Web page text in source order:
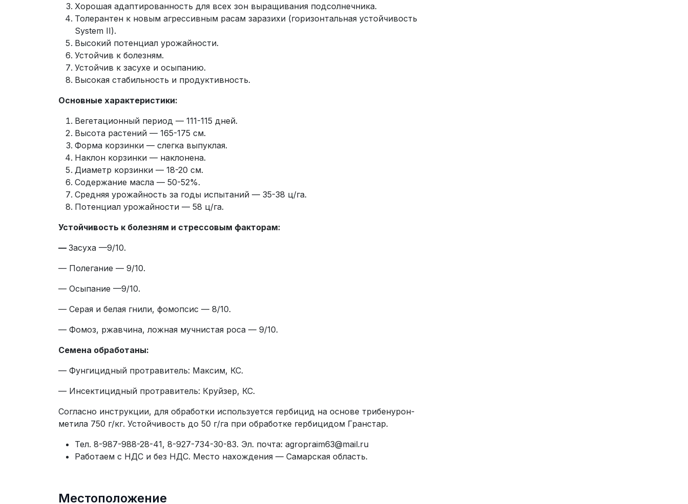
Хорошая адаптированность для всех зон выращивания подсолнечника.
Толерантен к новым агрессивным расам заразихи (горизонтальная устойчивость
System II).
Высокий потенциал урожайности.
Устойчив к болезням.
Устойчив к засухе и осыпанию.
Высокая стабильность и продуктивность.
Основные характеристики:
Вегетационный период — 111-115 дней.
Высота растений — 165-175 см.
Форма корзинки — слегка выпуклая.
Наклон корзинки — наклонена.
Диаметр корзинки — 18-20 см.
Содержание масла — 50-52%.
Средняя урожайность за годы испытаний — 35-38 ц/га.
Потенциал урожайности — 58 ц/га.
Устойчивость к болезням и стрессовым факторам:
— Засуха —9/10.
— Полегание — 9/10.
— Осыпание —9/10.
— Серая и белая гнили, фомопсис — 8/10.
— Фомоз, ржавчина, ложная мучнистая роса — 9/10.
Семена обработаны:
— Фунгицидный протравитель: Максим, КС.
— Инсектицидный протравитель: Круйзер, КС.
Согласно инструкции, для обработки используется гербицид на основе трибенурон-
метила 750 г/кг. Устойчивость до 50 г/га при обработке гербицидом Гранстар.
Тел. 8-987-988-28-41, 8-927-734-30-83. Эл. почта: agropraim63@mail.ru
Работаем с НДС и без НДС. Место нахождения — Самарская область.
Местоположение